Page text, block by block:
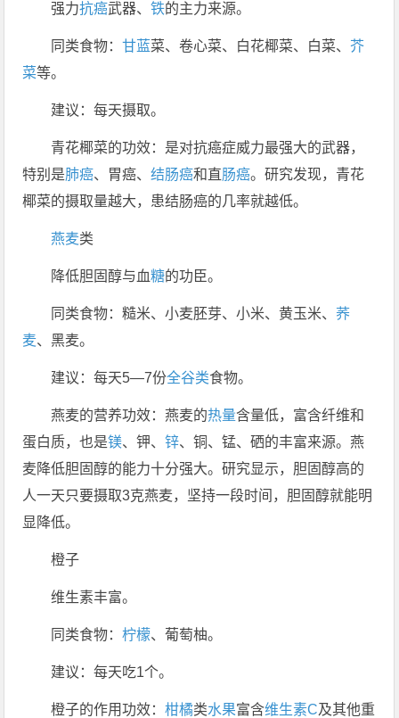
强力抗癌武器、铁的主力来源。
同类食物：甘蓝菜、卷心菜、白花椰菜、白菜、芥
菜等。
建议：每天摄取。
青花椰菜的功效：是对抗癌症威力最强大的武器，
特别是肺癌、胃癌、结肠癌和直肠癌。研究发现，青花
椰菜的摄取量越大，患结肠癌的几率就越低。
燕麦类
降低胆固醇与血糖的功臣。
同类食物：糙米、小麦胚芽、小米、黄玉米、 荞
麦、黑麦。
建议：每天5—7份全谷类食物。
燕麦的营养功效：燕麦的热量含量低，富含纤维和
蛋白质，也是镁、钾、锌、铜、锰、硒的丰富来源。燕
麦降低胆固醇的能力十分强大。研究显示，胆固醇高的
人一天只要摄取3克燕麦，坚持一段时间，胆固醇就能明
显降低。
橙子
维生素丰富。
同类食物：柠檬、葡萄柚。
建议：每天吃1个。
橙子的作用功效：柑橘类水果富含维生素C及其他重